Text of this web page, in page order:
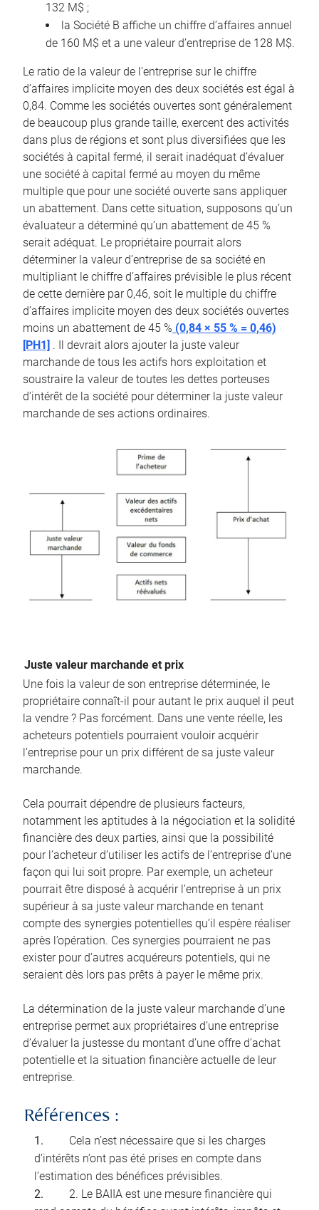
132 M$ ;
la Société B affiche un chiffre d’affaires annuel
de 160 M$ et a une valeur d’entreprise de 128 M$.
Le ratio de la valeur de l’entreprise sur le chiffre
d’affaires implicite moyen des deux sociétés est égal à
0,84. Comme les sociétés ouvertes sont généralement
de beaucoup plus grande taille, exercent des activités
dans plus de régions et sont plus diversifiées que les
sociétés à capital fermé, il serait inadéquat d’évaluer
une société à capital fermé au moyen du même
multiple que pour une société ouverte sans appliquer
un abattement. Dans cette situation, supposons qu’un
évaluateur a déterminé qu’un abattement de 45 %
serait adéquat. Le propriétaire pourrait alors
déterminer la valeur d’entreprise de sa société en
multipliant le chiffre d’affaires prévisible le plus récent
de cette dernière par 0,46, soit le multiple du chiffre
d’affaires implicite moyen des deux sociétés ouvertes
moins un abattement de 45 % (0,84 × 55 % = 0,46)
[PH1] . Il devrait alors ajouter la juste valeur
marchande de tous les actifs hors exploitation et
soustraire la valeur de toutes les dettes porteuses
d’intérêt de la société pour déterminer la juste valeur
marchande de ses actions ordinaires.
Juste valeur marchande et prix
Une fois la valeur de son entreprise déterminée, le
propriétaire connaît-il pour autant le prix auquel il peut
la vendre ? Pas forcément. Dans une vente réelle, les
acheteurs potentiels pourraient vouloir acquérir
l’entreprise pour un prix différent de sa juste valeur
marchande.
Cela pourrait dépendre de plusieurs facteurs,
notamment les aptitudes à la négociation et la solidité
financière des deux parties, ainsi que la possibilité
pour l’acheteur d’utiliser les actifs de l’entreprise d’une
façon qui lui soit propre. Par exemple, un acheteur
pourrait être disposé à acquérir l’entreprise à un prix
supérieur à sa juste valeur marchande en tenant
compte des synergies potentielles qu’il espère réaliser
après l’opération. Ces synergies pourraient ne pas
exister pour d’autres acquéreurs potentiels, qui ne
seraient dès lors pas prêts à payer le même prix.
La détermination de la juste valeur marchande d’une
entreprise permet aux propriétaires d’une entreprise
d’évaluer la justesse du montant d’une offre d’achat
potentielle et la situation financière actuelle de leur
entreprise.
Références :
Cela n’est nécessaire que si les charges
d’intérêts n’ont pas été prises en compte dans
l’estimation des bénéfices prévisibles.
2. Le BAIIA est une mesure financière qui